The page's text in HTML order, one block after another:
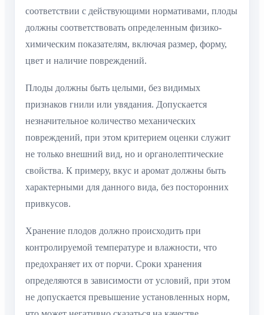
соответствии с действующими нормативами, плоды
должны соответствовать определенным физико-
химическим показателям, включая размер, форму,
цвет и наличие повреждений.
Плоды должны быть целыми, без видимых
признаков гнили или увядания. Допускается
незначительное количество механических
повреждений, при этом критерием оценки служит
не только внешний вид, но и органолептические
свойства. К примеру, вкус и аромат должны быть
характерными для данного вида, без посторонних
привкусов.
Хранение плодов должно происходить при
контролируемой температуре и влажности, что
предохраняет их от порчи. Сроки хранения
определяются в зависимости от условий, при этом
не допускается превышение установленных норм,